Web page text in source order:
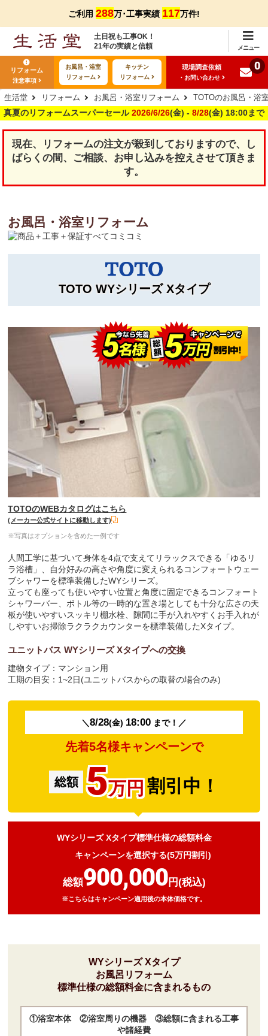
ご利用 288万･工事実績 117万件!
土日祝も工事OK！
21年の実績と信頼
メニュー
リフォーム
注意事項
お風呂・浴室
リフォーム
キッチン
リフォーム
現場調査依頼
・お問い合わせ
0
生活堂 リフォーム お風呂・浴室リフォーム TOTOのお風呂・浴
真夏のリフォームスーパーセール2026/6/26(金) - 8/28(金) 18:00まで
現在、リフォームの注文が殺到しておりますので、し
ばらくの間、ご相談、お申し込みを控えさせて頂きま
す。
お風呂・浴室リフォーム
TOTO WYシリーズ Xタイプ
TOTOのWEBカタログはこちら
(メーカー公式サイトに移動します)
人間工学に基づいて身体を4点で支えてリラックスできる「ゆるリ
ラ浴槽」、自分好みの高さや角度に変えられるコンフォートウェー
ブシャワーを標準装備したWYシリーズ。
立っても座っても使いやすい位置と角度に固定できるコンフォート
シャワーバー、ボトル等の一時的な置き場としても十分な広さの天
板が使いやすいスッキリ棚水栓、隙間に手が入れやすくお手入れが
しやすいお掃除ラクラクカウンターを標準装備したXタイプ。
ユニットバス WYシリーズ Xタイプへの交換
建物タイプ： マンション用
工期の目安：1~2日(ユニットバスからの取替の場合のみ)
＼8/28(金) 18:00 まで！／
先着5名様キャンペーンで
総額 5万円 割引中！
WYシリーズ Xタイプ標準仕様の総額料金
キャンペーンを選択する(5万円割引)
総額900,000円(税込)
※こちらはキャンペーン適用後の本体価格です。
WYシリーズ Xタイプ
お風呂リフォーム
標準仕様の総額料金に含まれるもの
①浴室本体 ②浴室周りの機器 ③総額に含まれる工事
や諸経費